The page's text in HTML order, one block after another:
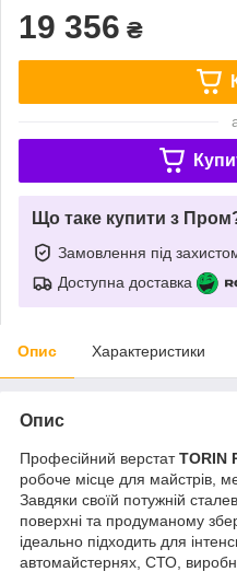
19 356 ₴
Що таке купити з
Замовлення під
Доступна доставка
Опис Характеристики
Опис
Професійний верстатTORIN
робоче місце для майстрів,
Завдяки своїй потужній
поверхні та продуманому
ідеально підходить для
автомайстернях, СТО,